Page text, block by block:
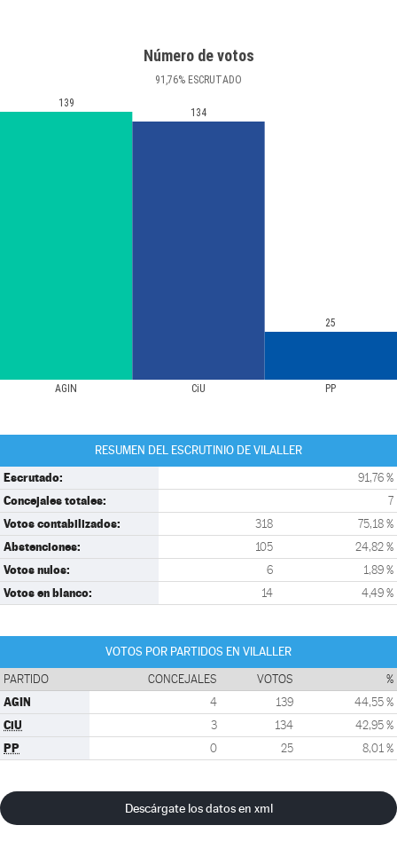
Número de votos
91 ,76% ESCRUTADO
AGIN CiU PP
139
134
25
RESUMEN DEL ESCRUTINIO DE VILALLER
Escrutado: 91,76 %
Concejales totales: 7
Votos contabilizados: 318 75,18 %
Abstenciones: 105 24,82 %
Votos nulos: 6 1,89 %
Votos en blanco: 14 4,49 %
VOTOS POR PARTIDOS EN VILALLER
PARTIDO CONCEJALES VOTOS %
AGIN 4 139 44,55 %
CiU 3 134 42,95 %
PP 0 25 8,01 %
Descárgate los datos en xml